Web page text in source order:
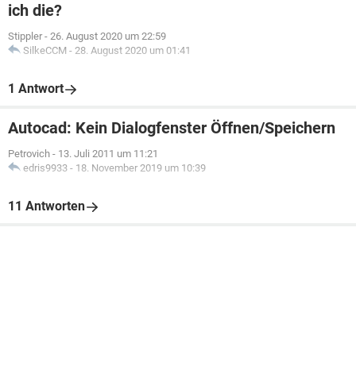
ich die?
Stippler - 26. August 2020 um 22:59
SilkeCCM - 28. August 2020 um 01:41
1 Antwort
Autocad: Kein Dialogfenster Öffnen/Speichern
Petrovich - 13. Juli 2011 um 11:21
edris9933 - 18. November 2019 um 10:39
11 Antworten